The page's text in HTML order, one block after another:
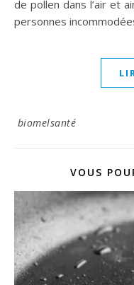
de pollen dans l’air et
personnes
biomelsanté
VOUS